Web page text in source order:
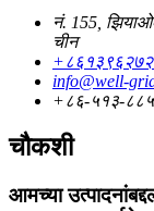
नं. 155,
चीन
info@well-
+८६-५१३-
चौकशी
आमच्या